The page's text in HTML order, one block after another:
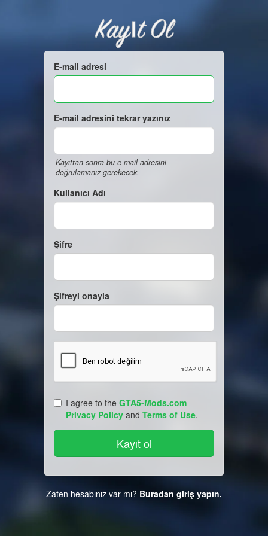
Kayıt Ol
E-mail adresi
E-mail adresini tekrar yazınız
Kayıttan sonra bu e-mail adresini
doğrulamanız gerekecek.
Kullanıcı Adı
Şifre
Şifreyi onayla
I agree to the GTA5-Mods.com
Privacy Policy and Terms of Use.
Zaten hesabınız var mı? Buradan giriş yapın.